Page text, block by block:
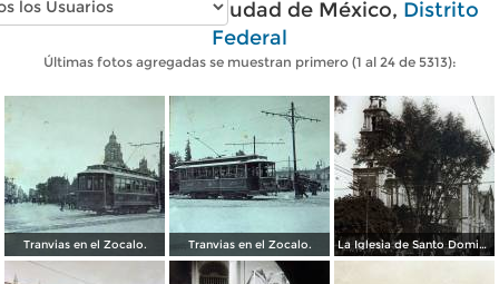
Fotos antiguas de Ciudad de México, Distrito
Federal
Últimas fotos agregadas se muestran primero (1 al 24 de 5313):
Tranvias en el Zocalo. Tranvias en el Zocalo. La Iglesia de Santo Domingo.